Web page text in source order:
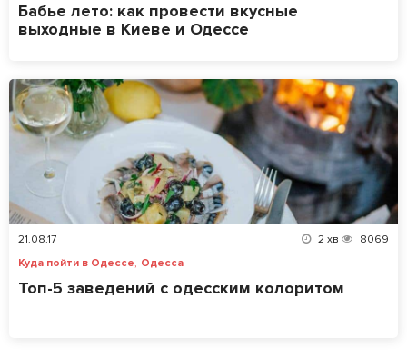
Бабье лето: как провести вкусные
выходные в Киеве и Одессе
21.08.17 2 хв
8069
Куда пойти в Одессе, Одесса
Топ-5 заведений с одесским колоритом